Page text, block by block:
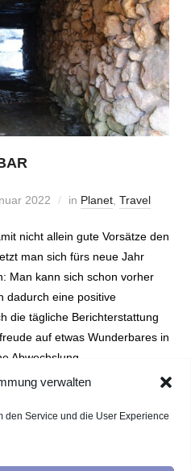
verwalten
den Service und die User Experience
2022 in Planet, Travel
nicht allein gute Vorsätze den
man sich fürs neue Jahr
Man kann sich schon vorher
dadurch eine positive
die tägliche Berichterstattung
auf etwas Wunderbares in
Abwechslung.